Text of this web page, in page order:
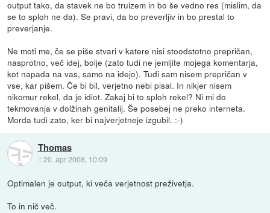
output tako, da stavek ne bo truizem in bo še vedno res (mislim, da
se to sploh ne da). Se pravi, da bo preverljiv in bo prestal to
preverjanje.
Ne moti me, če se piše stvari v katere nisi stoodstotno prepričan,
nasprotno, več idej, bolje (zato tudi ne jemljite mojega komentarja,
kot napada na vas, samo na idejo). Tudi sam nisem prepričan v
vse, kar pišem. Če bi bil, verjetno nebi pisal. In nikjer nisem
nikomur rekel, da je idiot. Zakaj bi to sploh rekel? Ni mi do
tekmovanja v dolžinah genitalij. Še posebej ne preko interneta.
Morda tudi zato, ker bi najverjetneje izgubil. :-)
Thomas
::20. apr 2008, 10:09
Optimalen je output, ki veča verjetnost preživetja.
To in nič več.